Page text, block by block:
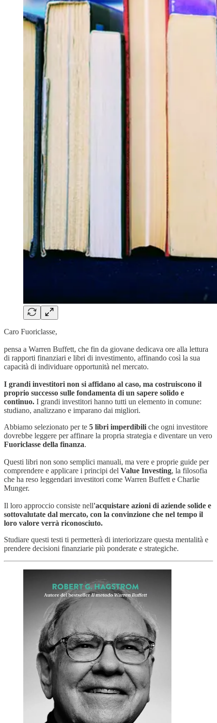
Caro Fuoriclasse,
pensa a Warren Buffett, che fin da giovane dedicava ore alla lettura
di rapporti finanziari e libri di investimento, affinando così la sua
capacità di individuare opportunità nel mercato.
I grandi investitori non si affidano al caso, ma costruiscono il
proprio successo sulle fondamenta di un sapere solido e
continuo. I grandi investitori hanno tutti un elemento in comune:
studiano, analizzano e imparano dai migliori.
Abbiamo selezionato per te 5 libri imperdibili che ogni investitore
dovrebbe leggere per affinare la propria strategia e diventare un vero
Fuoriclasse della finanza.
Questi libri non sono semplici manuali, ma vere e proprie guide per
comprendere e applicare i principi del Value Investing, la filosofia
che ha reso leggendari investitori come Warren Buffett e Charlie
Munger.
Il loro approccio consiste nell'acquistare azioni di aziende solide e
sottovalutate dal mercato, con la convinzione che nel tempo il
loro valore verrà riconosciuto.
Studiare questi testi ti permetterà di interiorizzare questa mentalità e
prendere decisioni finanziarie più ponderate e strategiche.